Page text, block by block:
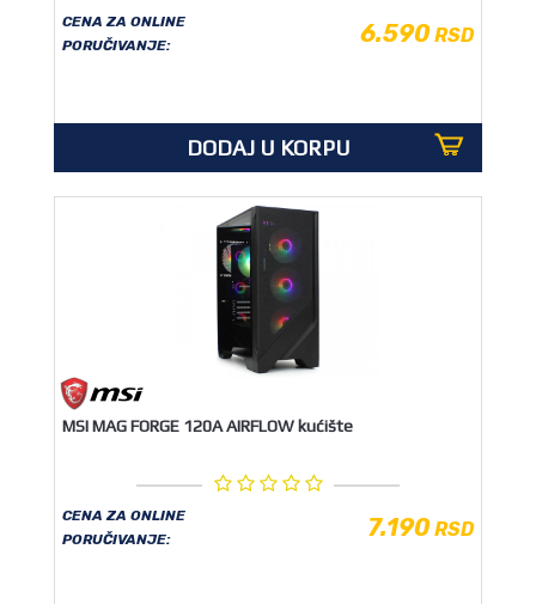
CENA ZA ONLINE
PORUČIVANJE:
6.590RSD
DODAJ U KORPU
MSI MAG FORGE 120A AIRFLOW kućište
CENA ZA ONLINE
PORUČIVANJE:
7.190RSD